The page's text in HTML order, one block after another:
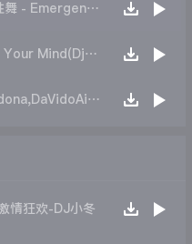
【沈风外文】Prezioso-魔性舞 - Emergency(DJ.Eivin一文 Bounce)
【沈风外文】Eddy Wata-In Your Mind(DjMrChen Mix)
【沈风单曲】Trinidad Cardona,DaVidoAisha - Hayya Hayya(DJ小强 Mix)
情狂欢-DJ小冬